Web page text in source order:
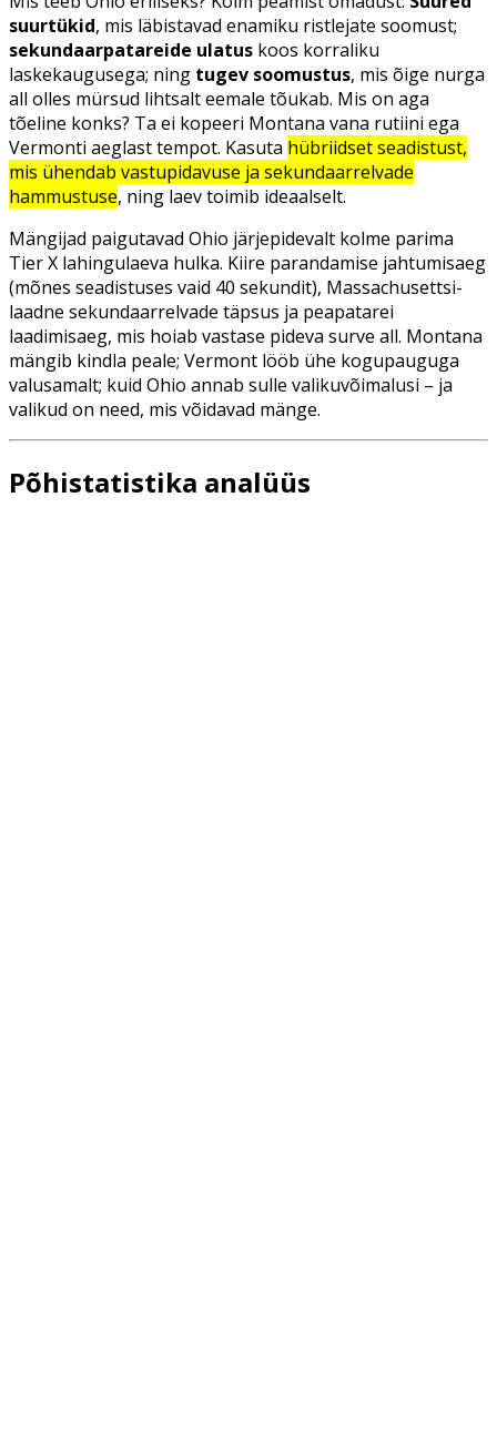
suurtükid, mis läbistavad enamiku ristlejate soomust;
sekundaarpatareide ulatus koos korraliku
laskekaugusega; ning tugev soomustus, mis õige nurga
all olles mürsud lihtsalt eemale tõukab. Mis on aga
tõeline konks? Ta ei kopeeri Montana vana rutiini ega
Vermonti aeglast tempot. Kasuta hübriidset seadistust,
mis ühendab vastupidavuse ja sekundaarrelvade
hammustuse, ning laev toimib ideaalselt.
Mängijad paigutavad Ohio järjepidevalt kolme parima
Tier X lahingulaeva hulka. Kiire parandamise jahtumisaeg
(mõnes seadistuses vaid 40 sekundit), Massachusettsi-
laadne sekundaarrelvade täpsus ja peapatarei
laadimisaeg, mis hoiab vastase pideva surve all. Montana
mängib kindla peale; Vermont lööb ühe kogupauguga
valusamalt; kuid Ohio annab sulle valikuvõimalusi – ja
valikud on need, mis võidavad mänge.
Põhistatistika analüüs